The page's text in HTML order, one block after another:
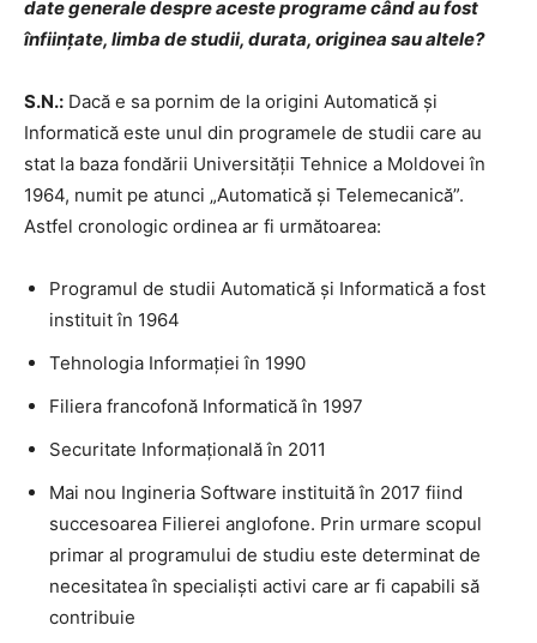
date generale despre aceste programe când au fost
înființate, limba de studii, durata, originea sau altele?
S.N.: Dacă e sa pornim de la origini Automatică și
Informatică este unul din programele de studii care au
stat la baza fondării Universității Tehnice a Moldovei în
1964, numit pe atunci „Automatică și Telemecanică”.
Astfel cronologic ordinea ar fi următoarea:
Programul de studii Automatică și Informatică a fost
instituit în 1964
Tehnologia Informației în 1990
Filiera francofonă Informatică în 1997
Securitate Informațională în 2011
Mai nou Ingineria Software instituită în 2017 fiind
succesoarea Filierei anglofone. Prin urmare scopul
primar al programului de studiu este determinat de
necesitatea în specialiști activi care ar fi capabili să
contribuie